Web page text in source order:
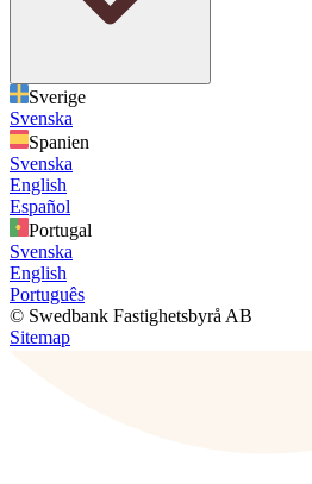
Sverige
Svenska
Spanien
Svenska
English
Español
Portugal
Svenska
English
Português
© Swedbank Fastighetsbyrå AB
Sitemap